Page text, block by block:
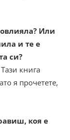
Или
и те е
си?
книга
я прочетете,
коя е